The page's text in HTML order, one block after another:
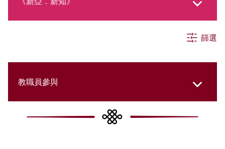
社交媒體專欄
《新亞簡訊》
篩選
教職員參與
College Updates